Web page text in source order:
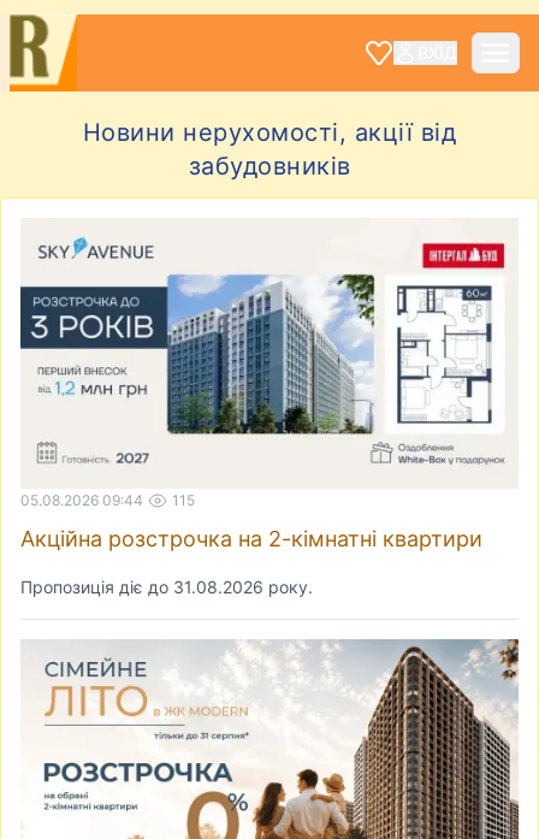
Новини нерухомості, акції від
забудовників
05.08.2026 09:44 115
Акційна розстрочка на 2-кімнатні квартири
Пропозиція діє до 31.08.2026 року.